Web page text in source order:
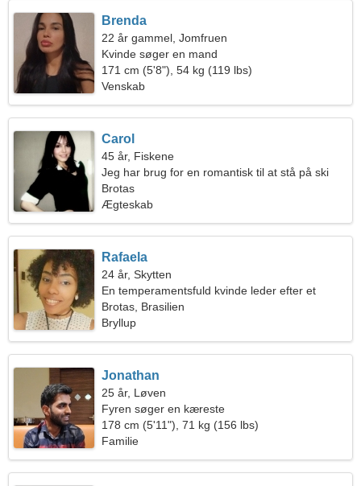
Brenda
22 år gammel, Jomfruen
Kvinde søger en mand
171 cm (5'8"), 54 kg (119 lbs)
Venskab
Carol
45 år, Fiskene
Jeg har brug for en romantisk til at stå på ski
sammen
Brotas
Ægteskab
Rafaela
24 år, Skytten
En temperamentsfuld kvinde leder efter et
kærlighedsforhold
Brotas, Brasilien
Bryllup
Jonathan
25 år, Løven
Fyren søger en kæreste
178 cm (5'11"), 71 kg (156 lbs)
Familie